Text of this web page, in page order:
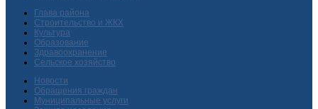
Глава района
Строительство и ЖКХ
Культура
Образование
Здравоохранение
Сельское хозяйство
Новости
Обращения граждан
Муниципальные услуги